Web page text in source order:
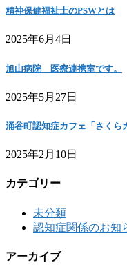
精神保健福祉士のPSWとは
2025年6月4日
旭山病院 医療連携室です。
2025年5月27日
涌谷町認知症カフェ「さくら
2025年2月10日
カテゴリー
未分類
認知症関係のお知
アーカイブ